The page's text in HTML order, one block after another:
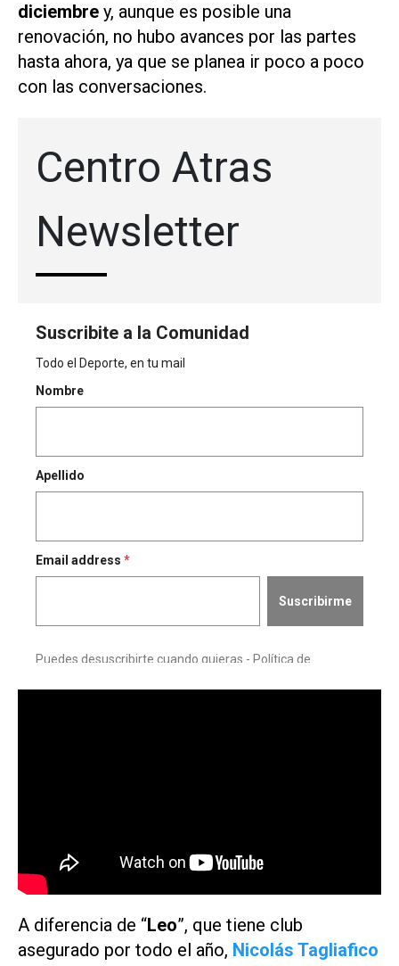
diciembre y, aunque es posible una
renovación, no hubo avances por las partes
hasta ahora, ya que se planea ir poco a poco
con las conversaciones.
A diferencia de “Leo”, que tiene club
asegurado por todo el año, Nicolás Tagliafico